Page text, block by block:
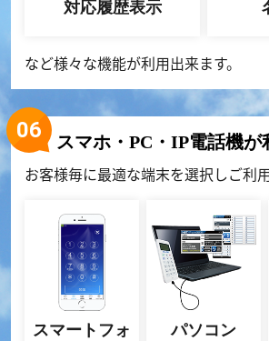
対応履歴表示
など様々な機能が利用出来ます。
スマホ・PC・IP電話機が
お客様毎に最適な端末を選択しご利用
スマートフォ
パソコン